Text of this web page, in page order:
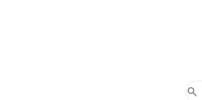
search